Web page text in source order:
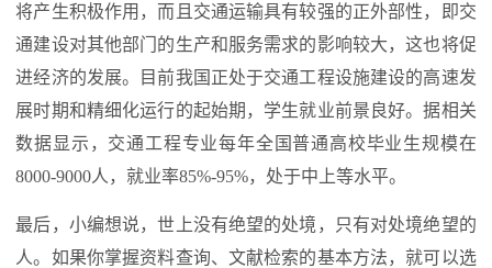
将产生积极作用，而且交通运输具有较强的正外部性，即交
通建设对其他部门的生产和服务需求的影响较大，这也将促
进经济的发展。目前我国正处于交通工程设施建设的高速发
展时期和精细化运行的起始期，学生就业前景良好。据相关
数据显示，交通工程专业每年全国普通高校毕业生规模在
8000-9000人，就业率85%-95%，处于中上等水平。
最后，小编想说，世上没有绝望的处境，只有对处境绝望的
人。如果你掌握资料查询、文献检索的基本方法，就可以选